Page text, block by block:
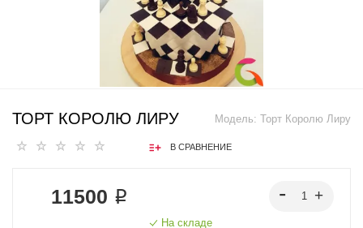
Модель: Торт Королю Лиру
ТОРТ КОРОЛЮ ЛИРУ
В СРАВНЕНИЕ
11500 ₽
На складе